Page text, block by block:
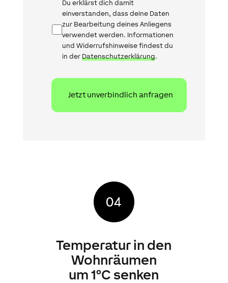
Datenschutz
Du erklärst dich damit
einverstanden, dass deine Daten
zur Bearbeitung deines Anliegens
verwendet werden. Informationen
und Widerrufshinweise findest du
in der Datenschutzerklärung.
Temperatur in den
Wohnräumen
um 1°C senken